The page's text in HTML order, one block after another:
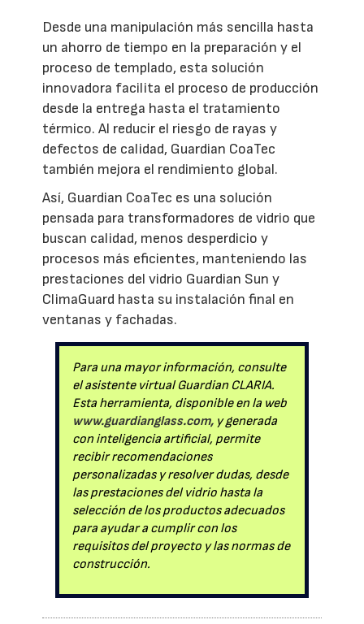
Desde una manipulación más sencilla hasta
un ahorro de tiempo en la preparación y el
proceso de templado, esta solución
innovadora facilita el proceso de producción
desde la entrega hasta el tratamiento
térmico. Al reducir el riesgo de rayas y
defectos de calidad, Guardian CoaTec
también mejora el rendimiento global.
Así, Guardian CoaTec es una solución
pensada para transformadores de vidrio que
buscan calidad, menos desperdicio y
procesos más eficientes, manteniendo las
prestaciones del vidrio Guardian Sun y
ClimaGuard hasta su instalación final en
ventanas y fachadas.
Para una mayor información, consulte
el asistente virtual Guardian CLARIA.
Esta herramienta, disponible en la web
www.guardianglass.com,y generada
con inteligencia artificial, permite
recibir recomendaciones
personalizadas y resolver dudas, desde
las prestaciones del vidrio hasta la
selección de los productos adecuados
para ayudar a cumplir con los
requisitos del proyecto y las normas de
construcción.